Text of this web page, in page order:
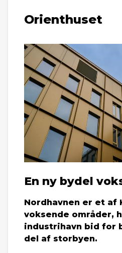
Orienthuset
En ny bydel
Nordhavnen er et af
voksende områder,
industrihavn bid for
del af storbyen.